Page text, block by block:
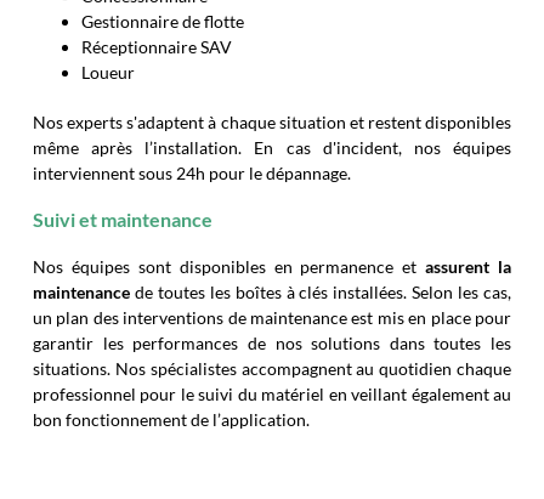
Gestionnaire de flotte
Réceptionnaire SAV
Loueur
Nos experts s'adaptent à chaque situation et restent disponibles
même après l’installation. En cas d'incident, nos équipes
interviennent sous 24h pour le dépannage.
Suivi et maintenance
Nos équipes sont disponibles en permanence etassurent la
maintenancede toutes les boîtes à clés installées. Selon les cas,
un plan des interventions de maintenance est mis en place pour
garantir les performances de nos solutions dans toutes les
situations. Nos spécialistes accompagnent au quotidien chaque
professionnel pour le suivi du matériel en veillant également au
bon fonctionnement de l’application.